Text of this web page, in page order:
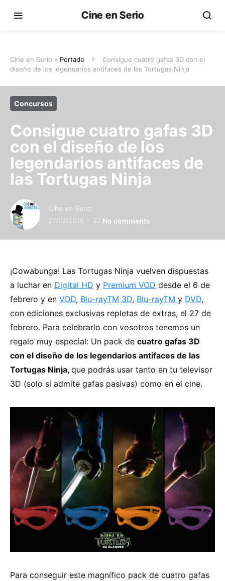
Cine en Serio
Cine en Serio » Portada
Consigue cuatro gafas 3D con el
diseño de los legendarios antifaces de las Tortugas Ninja
Concursos
Consigue cuatro gafas 3D
con el diseño de los
legendarios antifaces de
las Tortugas Ninja
Cine en Serio
27/02/2015 No comments
¡Cowabunga! Las Tortugas Ninja vuelven dispuestas
a luchar en Digital HD y Premium VOD desde el 6 de
febrero y en VOD, Blu-rayTM 3D, Blu-rayTM y DVD,
con ediciones exclusivas repletas de extras, el 27 de
febrero. Para celebrarlo con vosotros tenemos un
regalo muy especial: Un pack de cuatro gafas 3D
con el diseño de los legendarios antifaces de las
Tortugas Ninja, que podrás usar tanto en tu televisor
3D (solo si admite gafas pasivas) como en el cine.
Para conseguir este magnífico pack de cuatro gafas